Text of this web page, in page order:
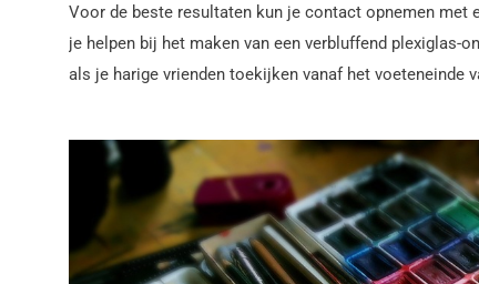
Voor de beste resultaten kun je contact opnemen met
je helpen bij het maken van een verbluffend
als je harige vrienden toekijken vanaf het voeteneinde